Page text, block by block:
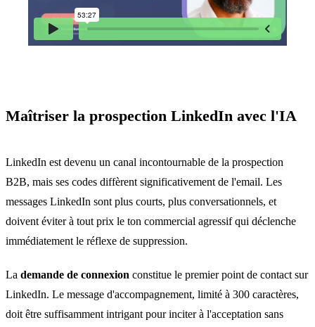
Maîtriser la prospection LinkedIn avec l'IA
LinkedIn est devenu un canal incontournable de la prospection
B2B, mais ses codes diffèrent significativement de l'email. Les
messages LinkedIn sont plus courts, plus conversationnels, et
doivent éviter à tout prix le ton commercial agressif qui déclenche
immédiatement le réflexe de suppression.
La demande de connexion constitue le premier point de contact sur
LinkedIn. Le message d'accompagnement, limité à 300 caractères,
doit être suffisamment intrigant pour inciter à l'acceptation sans